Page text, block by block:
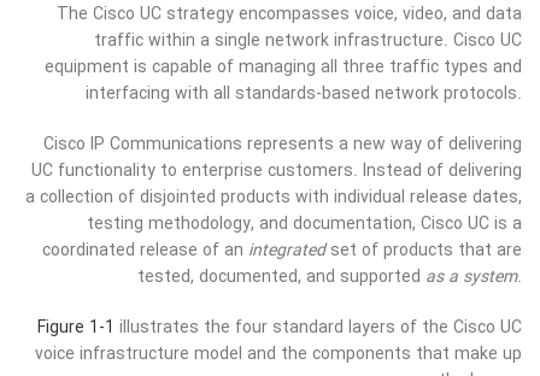
The Cisco UC strategy encompasses voice, video, and data
traffic within a single network infrastructure. Cisco UC
equipment is capable of managing all three traffic types and
interfacing with all standards-based network protocols.
Cisco IP Communications represents a new way of delivering
UC functionality to enterprise customers. Instead of delivering
a collection of disjointed products with individual release dates,
testing methodology, and documentation, Cisco UC is a
coordinated release of an integratedset of products that are
tested, documented, and supported as a system.
Figure 1-1 illustrates the four standard layers of the Cisco UC
voice infrastructure model and the components that make up